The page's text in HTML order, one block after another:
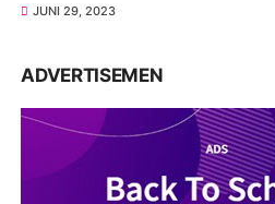
JUNI 29, 2023
ADVERTISEMEN